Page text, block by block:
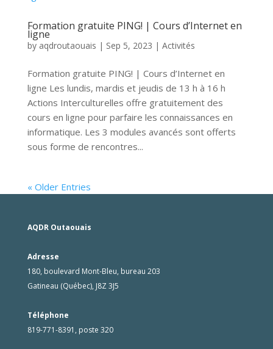
Formation gratuite PING! | Cours d’Internet en
ligne
by aqdroutaouais | Sep 5, 2023 | Activités
Formation gratuite PING! | Cours d’Internet en
ligne Les lundis, mardis et jeudis de 13 h à 16 h
Actions Interculturelles offre gratuitement des
cours en ligne pour parfaire les connaissances en
informatique. Les 3 modules avancés sont offerts
sous forme de rencontres...
« Older Entries
AQDR Outaouais
Adresse
180, boulevard Mont-Bleu, bureau 203
Gatineau (Québec), J8Z 3J5
Téléphone
819-771-8391, poste 320